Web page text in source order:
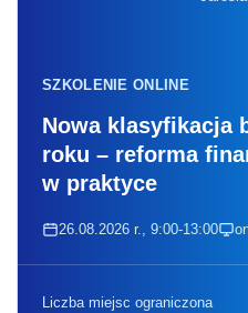
SZKOLENIE ONLINE
Nowa klasyfikacja
roku – reforma
w praktyce
26.08.2026 r., 9:00-13:00
Liczba miejsc ograniczona